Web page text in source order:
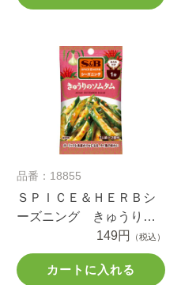
品番：18855
ＳＰＩＣＥ＆ＨＥＲＢシ
ーズニング きゅうりの
ソムタム １１ｇ
149円 （税込）
カートに入れる